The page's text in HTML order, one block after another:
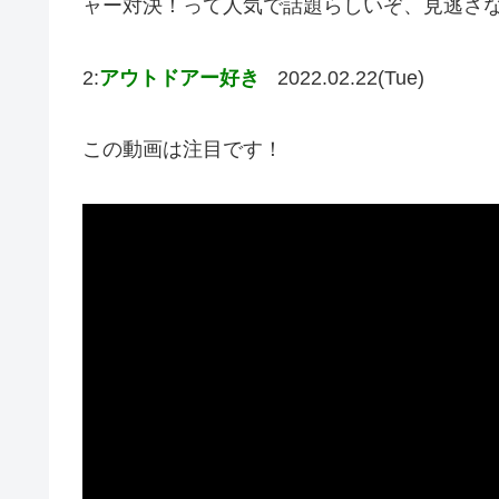
ャー対決！って人気で話題らしいぞ、見逃さ
2:アウトドアー好き 2022.02.22(Tue)
この動画は注目です！